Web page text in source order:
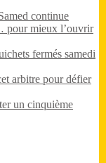
continue
pour mieux l’ouvrir
fermés samedi
arbitre pour défier
un cinquième